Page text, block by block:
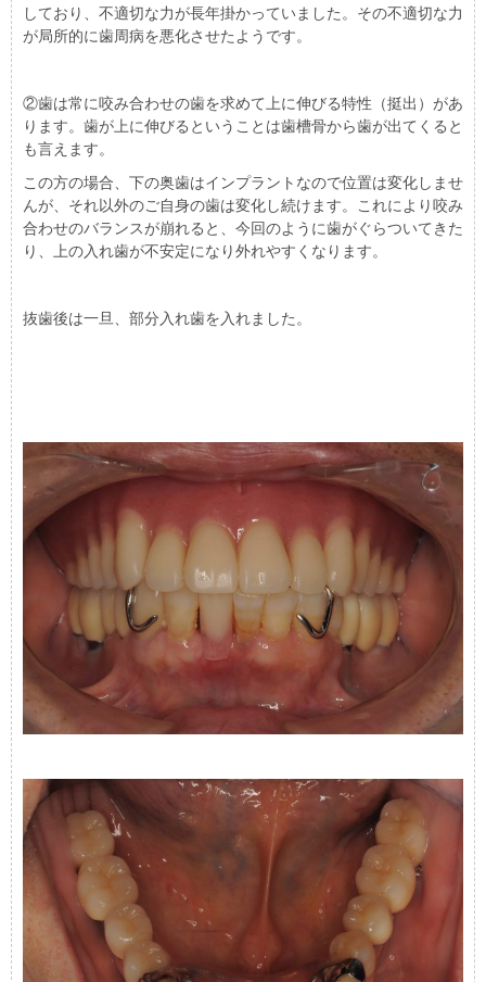
しており、不適切な力が長年掛かっていました。その不適切な力
が局所的に歯周病を悪化させたようです。
②歯は常に咬み合わせの歯を求めて上に伸びる特性（挺出）があ
ります。歯が上に伸びるということは歯槽骨から歯が出てくると
も言えます。
この方の場合、下の奥歯はインプラントなので位置は変化しませ
んが、それ以外のご自身の歯は変化し続けます。これにより咬み
合わせのバランスが崩れると、今回のように歯がぐらついてきた
り、上の入れ歯が不安定になり外れやすくなります。
抜歯後は一旦、部分入れ歯を入れました。